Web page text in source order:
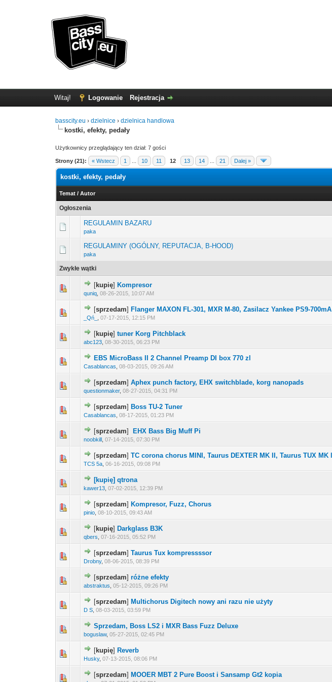
Witaj! Logowanie Rejestracja
basscity.eu ›dzielnice ›dzielnica handlowa
kostki, efekty, pedały
Użytkownicy przeglądający ten dział: 7 gości
Strony (21): « Wstecz 1 10 11 12 13 14 21 Dalej »
kostki, efekty, pedały
Temat /Autor
Ogłoszenia
REGULAMIN BAZARU
paka
REGULAMINY (OGÓLNY, REPUTACJA, B-HOOD)
paka
Zwykłe wątki
[kupię] Kompresor
quniq ,08-26-2015, 10:07 AM
[sprzedam] Flanger MAXON FL-301, MXR M-80, Zasilacz Yankee PS9-700mA
_Qń_ ,07-17-2015, 12:15 PM
[kupię]tuner Korg Pitchblack
abc123 ,08-30-2015, 06:23 PM
EBS MicroBass II 2 Channel Preamp DI box 770 zl
Casablancas ,08-03-2015, 09:26 AM
[sprzedam]Aphex punch factory, EHX switchblade, korg nanopads
questionmaker,08-27-2015, 04:31 PM
[sprzedam] Boss TU-2 Tuner
Casablancas ,08-17-2015, 01:23 PM
[sprzedam] EHX Bass Big Muff Pi
noobkill ,07-14-2015, 07:30 PM
[sprzedam]TC corona chorus MINI, Taurus DEXTER MK II, Taurus TUX MK II
TCS 5a ,06-16-2015, 09:08 PM
[kupię] qtrona
kawer13 ,07-02-2015, 12:39 PM
[sprzedam] Kompresor, Fuzz, Chorus
pinio ,08-10-2015, 09:43 AM
[kupię] Darkglass B3K
qbers ,07-16-2015, 05:52 PM
[sprzedam]Taurus Tux kompressssor
Drobny,08-06-2015, 08:39 PM
[sprzedam]różne efekty
abstraktus ,05-12-2015, 09:26 PM
[sprzedam] Multichorus Digitech nowy ani razu nie użyty
D S ,08-03-2015, 03:59 PM
Sprzedam, Boss LS2 i MXR Bass Fuzz Deluxe
boguslaw,05-27-2015, 02:45 PM
[kupię] Reverb
Husky,07-13-2015, 08:06 PM
[sprzedam] MOOER MBT 2 Pure Boost i Sansamp Gt2 kopia